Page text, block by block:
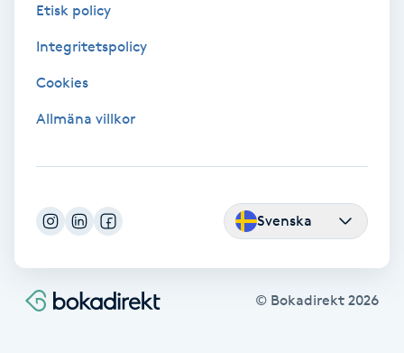
Vaccination
Vampyrbehandling
Vaxning
Veterinär
Etisk policy
Integritetspolicy
Cookies
Allmäna villkor
Svenska
© Bokadirekt 2026